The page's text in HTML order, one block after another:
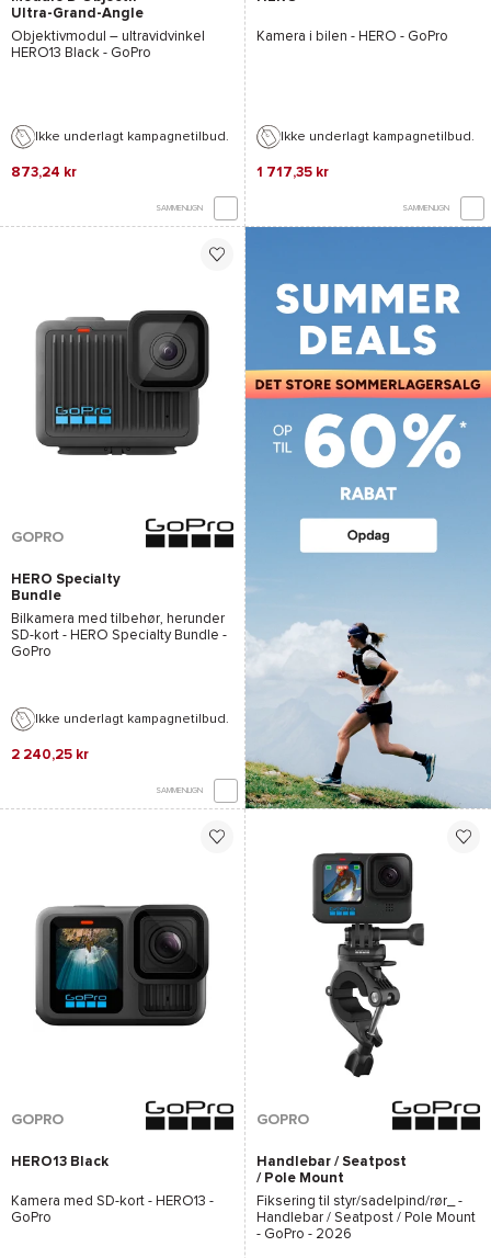
Ultra-Grand-Angle
Objektivmodul – ultravidvinkel
HERO13 Black - GoPro
Ikke underlagt kampagnetilbud.
873,24 kr
SAMMENLIGN
Kamera i bilen - HERO - GoPro
Ikke underlagt kampagnetilbud.
1 717,35 kr
SAMMENLIGN
GOPRO
HERO Specialty
Bundle
Bilkamera med tilbehør, herunder
SD-kort - HERO Specialty Bundle -
GoPro
Ikke underlagt kampagnetilbud.
2 240,25 kr
SAMMENLIGN
*Se betingelserne
GOPRO
HERO13 Black
Kamera med SD-kort - HERO13 -
GoPro
GOPRO
Handlebar / Seatpost
/ Pole Mount
Fiksering til styr/sadelpind/rør_ -
Handlebar / Seatpost / Pole Mount
- GoPro - 2026